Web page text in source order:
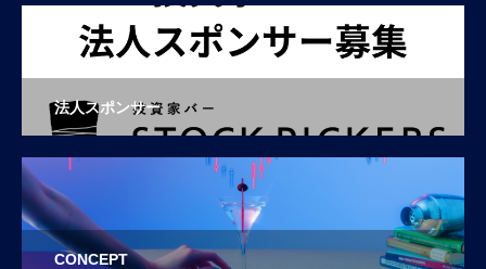
法人スポンサー
CONCEPT